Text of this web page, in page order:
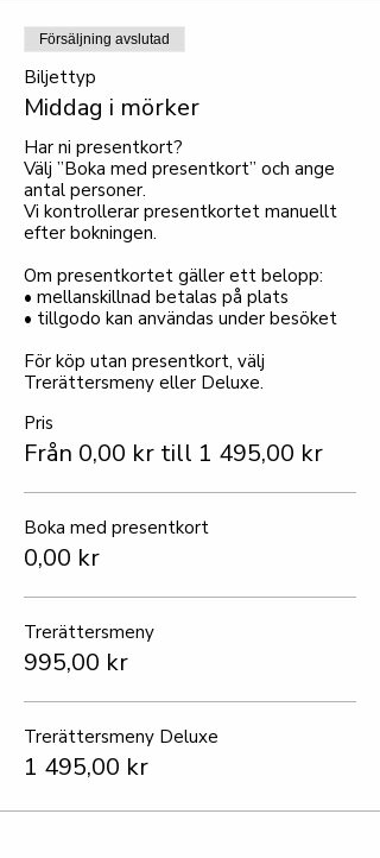
Försäljning avslutad
Biljettyp
Middag i mörker
Har ni presentkort?
Välj ”Boka med presentkort” och ange
antal personer.
Vi kontrollerar presentkortet manuellt
efter bokningen.
Om presentkortet gäller ett belopp:
• mellanskillnad betalas på plats
• tillgodo kan användas under besöket
För köp utan presentkort, välj
Trerättersmeny eller Deluxe.
Pris
Från 0,00 kr till 1 495,00 kr
Boka med presentkort
0,00 kr
Trerättersmeny
995,00 kr
Trerättersmeny Deluxe
1 495,00 kr